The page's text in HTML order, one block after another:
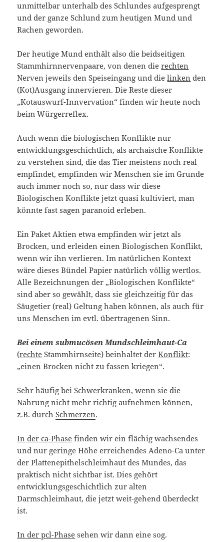
unmittelbar unterhalb des Schlundes aufgesprengt
und der ganze Schlund zum heutigen Mund und
Rachen geworden.
Der heutige Mund enthält also die beidseitigen
Stammhirnnervenpaare, von denen dierechten
Nerven jeweils den Speiseingang und dielinken den
(Kot)Ausgang innervieren. Die Reste dieser
„Kotauswurf-Innvervation“ finden wir heute noch
beim Würgerreflex.
Auch wenn die biologischen Konflikte nur
entwicklungsgeschichtlich, als archaische Konflikte
zu verstehen sind, die das Tier meistens noch real
empfindet, empfinden wir Menschen sie im Grunde
auch immer noch so, nur dass wir diese
Biologischen Konflikte jetzt quasi kultiviert, man
könnte fast sagen paranoid erleben.
Ein Paket Aktien etwa empfinden wir jetzt als
Brocken, und erleiden einen Biologischen Konflikt,
wenn wir ihn verlieren. Im natürlichen Kontext
wäre dieses Bündel Papier natürlich völlig wertlos.
Alle Bezeichnungen der „Biologischen Konflikte“
sind aber so gewählt, dass sie gleichzeitig für das
Säugetier (real) Geltung haben können, als auch für
uns Menschen im evtl. übertragenen Sinn.
Bei einem submucösen Mundschleimhaut-Ca
(rechte Stammhirnseite) beinhaltet derKonflikt:
„einen Brocken nicht zu fassen kriegen“.
Sehr häufig bei Schwerkranken, wenn sie die
Nahrung nicht mehr richtig aufnehmen können,
z.B. durchSchmerzen.
In der ca-Phase finden wir ein flächig wachsendes
und nur geringe Höhe erreichendes Adeno-Ca unter
der Plattenepithelschleimhaut des Mundes, das
praktisch nicht sichtbar ist. Dies gehört
entwicklungsgeschichtlich zur alten
Darmschleimhaut, die jetzt weit-gehend überdeckt
ist.
In der pcl-Phase sehen wir dann eine sog.